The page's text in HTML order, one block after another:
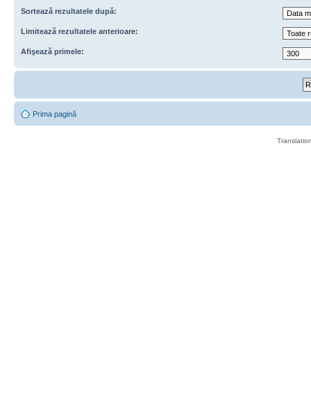
Sortează rezultatele după:
Limitează rezultatele anterioare:
Afişează primele:
Prima pagină